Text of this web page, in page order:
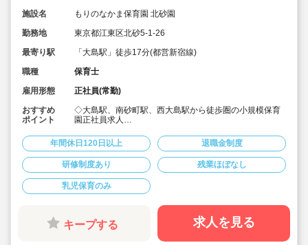
施設名
もりのなかま保育園 北砂園
勤務地
東京都江東区北砂5-1-26
最寄り駅
「大島駅」徒歩17分(都営新宿線)
職種
保育士
雇用形態
正社員(常勤)
おすすめ
ポイント
◇大島駅、南砂町駅、西大島駅から徒歩圏の小規模保育
園正社員求人
◇月給24.7万～
◇宿舎借り上げ制度利用可でペット可能物件等もOK♪
◇18名定員、乳児のみの保育園ですので、お子様一人ひ
とり関わることができます♪
年間休日120日以上 退職金制度
研修制度あり 残業ほぼなし
乳児保育のみ
キープする 求人を見る